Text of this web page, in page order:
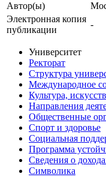
Автор(ы)
Электронная копия
публикации
-
Университет
Ректорат
Структура
Международное
Культура,
Направления
Общественные
Спорт и здоровье
Социальная
Программа
Сведения о
Символика